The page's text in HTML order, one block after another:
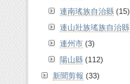
連南瑤族自治縣 (15)
連山壯族瑤族自治縣
連州市 (3)
陽山縣 (112)
新聞剪報 (33)